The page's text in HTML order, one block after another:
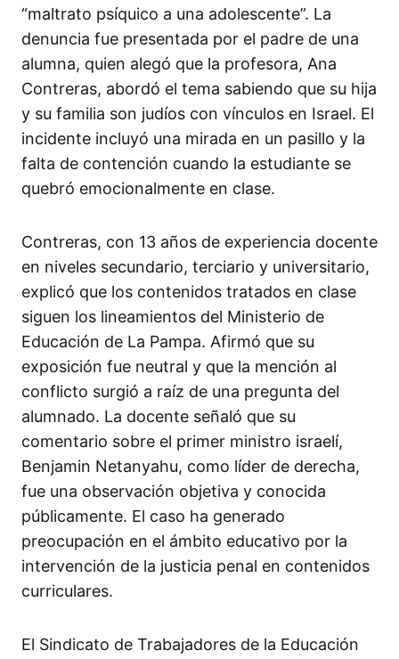
“maltrato psíquico a una adolescente”. La
denuncia fue presentada por el padre de una
alumna, quien alegó que la profesora, Ana
Contreras, abordó el tema sabiendo que su hija
y su familia son judíos con vínculos en Israel. El
incidente incluyó una mirada en un pasillo y la
falta de contención cuando la estudiante se
quebró emocionalmente en clase.
Contreras, con 13 años de experiencia docente
en niveles secundario, terciario y universitario,
explicó que los contenidos tratados en clase
siguen los lineamientos del Ministerio de
Educación de La Pampa. Afirmó que su
exposición fue neutral y que la mención al
conflicto surgió a raíz de una pregunta del
alumnado. La docente señaló que su
comentario sobre el primer ministro israelí,
Benjamin Netanyahu, como líder de derecha,
fue una observación objetiva y conocida
públicamente. El caso ha generado
preocupación en el ámbito educativo por la
intervención de la justicia penal en contenidos
curriculares.
El Sindicato de Trabajadores de la Educación